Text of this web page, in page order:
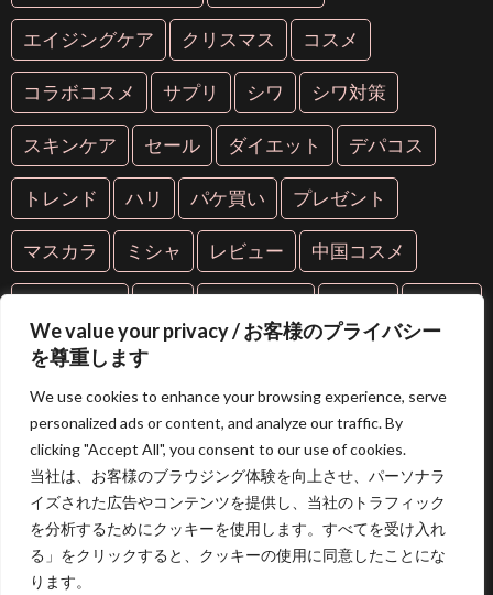
We value your privacy / お客様のプライバシー
を尊重します
We use cookies to enhance your browsing experience, serve
personalized ads or content, and analyze our traffic. By
clicking "Accept All", you consent to our use of cookies.
当社は、お客様のブラウジング体験を向上させ、パーソナラ
イズされた広告やコンテンツを提供し、当社のトラフィック
を分析するためにクッキーを使用します。すべてを受け入れ
る」をクリックすると、クッキーの使用に同意したことにな
ります。
エイジングケア クリスマス コスメ
コラボコスメ サプリ シワ シワ対策
スキンケア セール ダイエット デパコス
トレンド ハリ パケ買い プレゼント
マスカラ ミシャ レビュー 中国コスメ
抗糖化 抗老化
美容 美容液 美白 美肌 芸能人愛用
限定コスメ 韓国コスメ